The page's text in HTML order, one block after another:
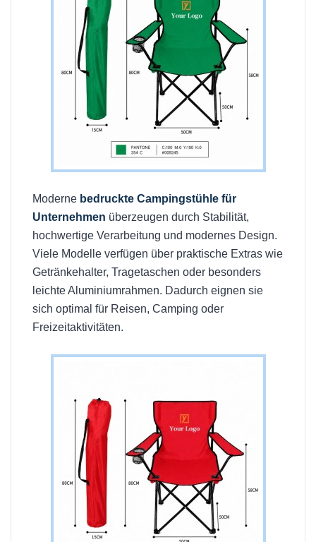
Moderne bedruckte Campingstühle für
Unternehmen überzeugen durch Stabilität,
hochwertige Verarbeitung und modernes Design.
Viele Modelle verfügen über praktische Extras wie
Getränkehalter, Tragetaschen oder besonders
leichte Aluminiumrahmen. Dadurch eignen sie
sich optimal für Reisen, Camping oder
Freizeitaktivitäten.